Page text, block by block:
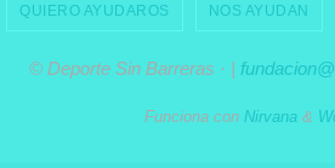
QUIERO AYUDAROS NOS AYUDAN
© Deporte Sin Barreras · |
Funciona con Nirvana&